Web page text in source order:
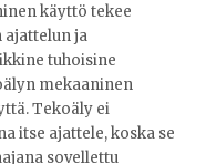
käyttö tekee
ajattelun ja
tuhoisine
mekaaninen
Tekoäly ei
itse ajattele, koska se
sovellettu